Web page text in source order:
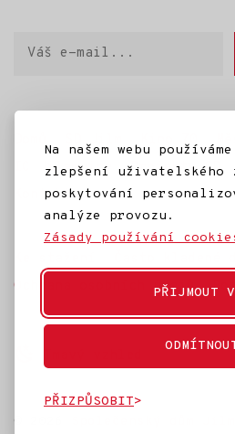
Na našem webu
zlepšení uživatelského
poskytování
analýze provozu.
Zásady používání
PŘIJMOUT
PŘIZPŮSOBIT
SD Jilm Kino 70
IC Jilemnice
Projekty SD
Kontakt
Ochrana osobních údajů